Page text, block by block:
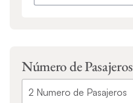
Número de Pasajeros